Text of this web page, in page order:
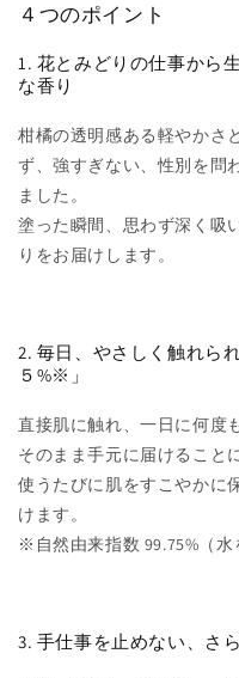
４つのポイント
1. 花とみどりの仕事から
な香り
柑橘の透明感ある軽やかさ
ず、強すぎない、性別を問
ました。
塗った瞬間、思わず深く吸
りをお届けします。
2. 毎日、やさしく触れら
５%※」
直接肌に触れ、一日に何度
そのまま手元に届けること
使うたびに肌をすこやかに
けます。
※自然由来指数 99.75%（水
3. 手仕事を止めない、さ